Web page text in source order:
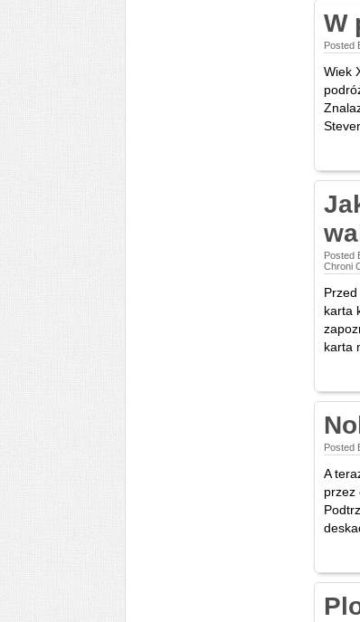
W
Posted
Wiek
Posted
Chroni
karta
karta
Posted
A
przez